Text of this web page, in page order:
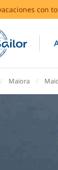
con
Maiora